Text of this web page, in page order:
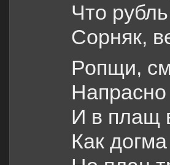
Что
Сорняк,
Ропщи,
И в плащ
Как